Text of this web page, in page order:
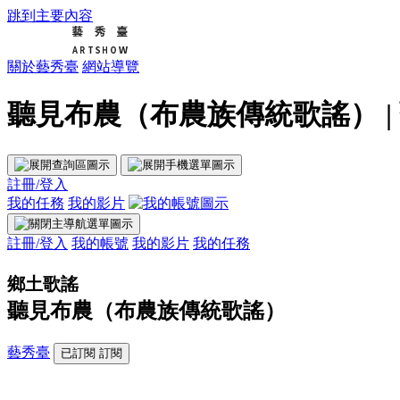
跳到主要內容
關於藝秀臺 網站導覽
聽見布農（布農族傳統歌謠） |
註冊/登入
我的任務 我的影片
註冊/登入 我的帳號 我的影片 我的任務
鄉土歌謠
聽見布農（布農族傳統歌謠）
藝秀臺 已訂閱 訂閱